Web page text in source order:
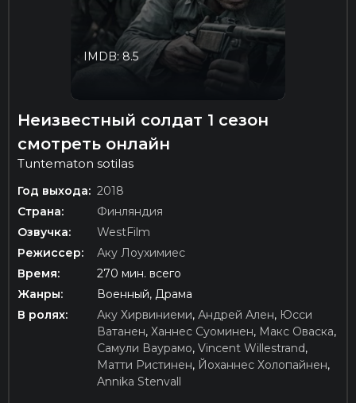
IMDB: 8.5
Неизвестный солдат 1 сезон
смотреть онлайн
Tuntematon sotilas
Год выхода: 2018
Страна:
Финляндия
Озвучка:
WestFilm
Режиссер:
Аку Лоухимиес
Время:
270 мин. всего
Жанры:
Военный, Драма
В ролях:
Аку Хирвиниеми, Андрей Ален, Юсси
Ватанен, Ханнес Суоминен, Макс Оваска,
Самули Ваурамо, Vincent Willestrand,
Матти Ристинен, Йоханнес Холопайнен,
Annika Stenvall